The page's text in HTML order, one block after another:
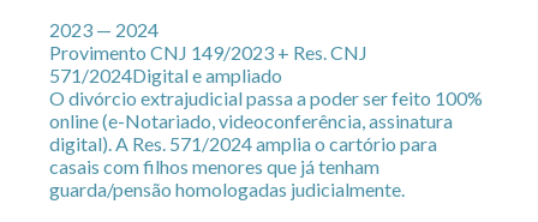
2023 — 2024
Provimento CNJ 149/2023 + Res. CNJ
571/2024Digital e ampliado
O divórcio extrajudicial passa a poder ser feito 100%
online (e-Notariado, videoconferência, assinatura
digital). A Res. 571/2024 amplia o cartório para
casais com filhos menores que já tenham
guarda/pensão homologadas judicialmente.